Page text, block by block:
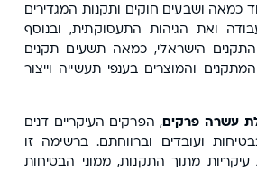
כמאה ושבעים חוקים ותקנות המגדירים
ואת הגיהות התעסוקתית, ובנוסף
התקנים הישראלי, כמאה תשעים תקנים
והמוצרים בענפי תעשייה וייצור
עשרה פרקים, הפרקים העיקריים דנים
ועובדים וברווחתם. ברשימה זו
מתוך התקנות, ממוני הבטיחות